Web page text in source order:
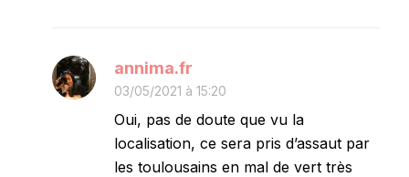
annima.fr
03/05/2021 à 15:20
Oui, pas de doute que vu la
localisation, ce sera pris d’assaut par
les toulousains en mal de vert très